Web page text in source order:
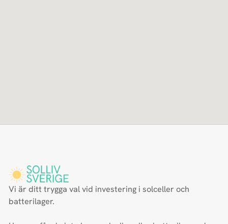
Vi är ditt trygga val vid investering i solceller och
batterilager.